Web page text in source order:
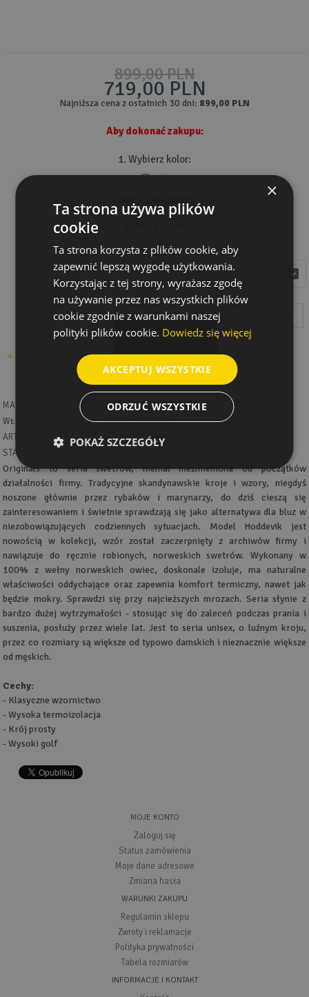
899,00 PLN
719,00 PLN
Najniższa cena z ostatnich 30 dni: 899,00 PLN
Aby dokonać zakupu:
1. Wybierz kolor:
Rozmiar
wybierz
wybierz
dodaj do listy zakupów
dodaj do porównania
DODAJ DO KOSZYKA
MATERIAŁ:
100% PURE NEW WOOL
WŁÓKNO:
32-36 MIKRONÓW
ART.NR.:
TC 398 390 A 388B
STATUS:
Originals to seria swetrów, niemal niezmieniona od początków
działalności firmy. Tradycyjne skandynawskie kroje i wzory, niegdyś
noszone głównie przez rybaków i marynarzy, do dziś cieszą się
zainteresowaniem i świetnie sprawdzają się jako alternatywa dla bluz w
niezobowiązujących codziennych sytuacjach. Model Hoddevik jest
nowością w kolekcji, wzór został zaczerpnięty z archiwów firmy i
nawiązuje do ręcznie robionych, norweskich swetrów. Wykonany w
100% z wełny norweskich owiec, doskonale izoluje, ma naturalne
właściwości oddychające oraz zapewnia komfort termiczny, nawet jak
będzie mokry. Sprawdzi się przy najcieższych mrozach. Seria słynie z
bardzo dużej wytrzymałości - stosując się do zaleceń podczas prania i
suszenia, posłuży przez wiele lat. Jest to seria unisex, o luźnym kroju,
przez co rozmiary są większe od typowo damskich i nieznacznie większe
od męskich.
Cechy:
- Klasyczne wzornictwo
- Wysoka termoizolacja
- Krój prosty
- Wysoki golf
MOJE KONTO
Zaloguj się
Status zamówienia
Moje dane adresowe
Zmiana hasła
WARUNKI ZAKUPU
Regulamin sklepu
Zwroty i reklamacje
Polityka prywatności
Tabela rozmiarów
INFORMACJE I KONTAKT
×
Ta strona używa plików
cookie
Ta strona korzysta z plików cookie, aby
zapewnić lepszą wygodę użytkowania.
Korzystając z tej strony, wyrażasz zgodę
na używanie przez nas wszystkich plików
cookie zgodnie z warunkami naszej
polityki plików cookie. Dowiedz się więcej
AKCEPTUJ WSZYSTKIE
ODRZUĆ WSZYSTKIE
POKAŻ SZCZEGÓŁY